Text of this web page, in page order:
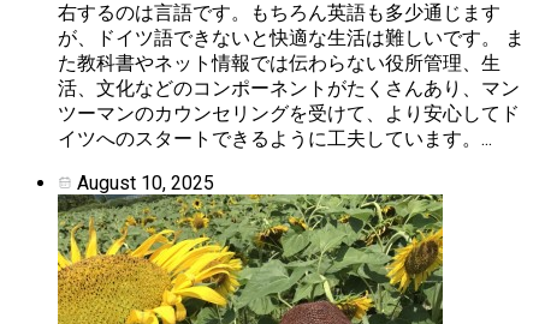
右するのは言語です。もちろん英語も多少通じます
が、ドイツ語できないと快適な生活は難しいです。 ま
た教科書やネット情報では伝わらない役所管理、生
活、文化などのコンポーネントがたくさんあり、マン
ツーマンのカウンセリングを受けて、より安心してド
イツへのスタートできるように工夫しています。...
August 10, 2025